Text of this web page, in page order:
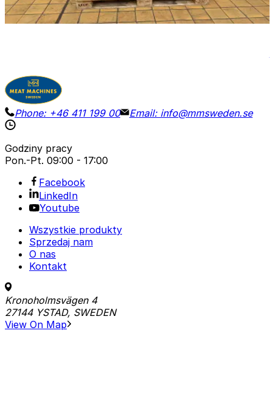
Szczegóły Poproś o wycenę
Phone: +46 411 199 00 Email: info@mmsweden.se
Godziny pracy
Pon.-Pt. 09:00 - 17:00
Facebook
LinkedIn
Youtube
Wszystkie produkty
Sprzedaj nam
O nas
Kontakt
Kronoholmsvägen 4
27144 YSTAD, SWEDEN
View On Map